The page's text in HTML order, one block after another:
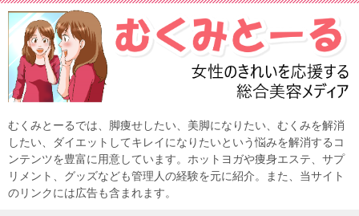
むくみとーるでは、脚痩せしたい、美脚になりたい、むくみを解消
したい、ダイエットしてキレイになりたいという悩みを解消するコ
ンテンツを豊富に用意しています。ホットヨガや痩身エステ、サプ
リメント、グッズなども管理人の経験を元に紹介。また、当サイト
のリンクには広告も含まれます。